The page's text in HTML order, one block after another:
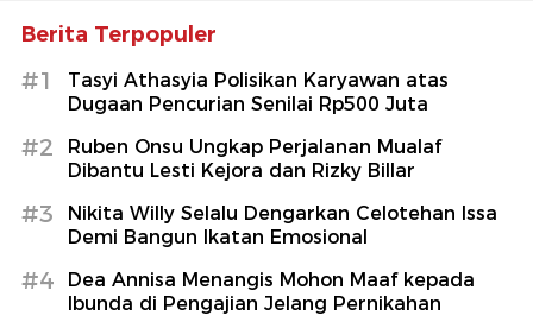
Berita Terpopuler
#1
Tasyi Athasyia Polisikan Karyawan atas
Dugaan Pencurian Senilai Rp500 Juta
#2
Ruben Onsu Ungkap Perjalanan Mualaf
Dibantu Lesti Kejora dan Rizky Billar
#3
Nikita Willy Selalu Dengarkan Celotehan Issa
Demi Bangun Ikatan Emosional
#4
Dea Annisa Menangis Mohon Maaf kepada
Ibunda di Pengajian Jelang Pernikahan